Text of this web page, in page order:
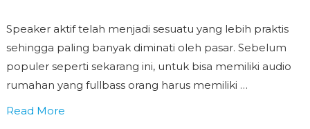
Speaker aktif telah menjadi sesuatu yang lebih praktis
sehingga paling banyak diminati oleh pasar. Sebelum
populer seperti sekarang ini, untuk bisa memiliki audio
rumahan yang fullbass orang harus memiliki …
Read More